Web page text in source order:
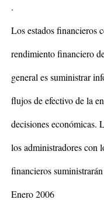
.
Los estados financieros
rendimiento financiero
general es suministrar
flujos de efectivo de la
decisiones económicas.
los administradores con
financieros
Enero 2006